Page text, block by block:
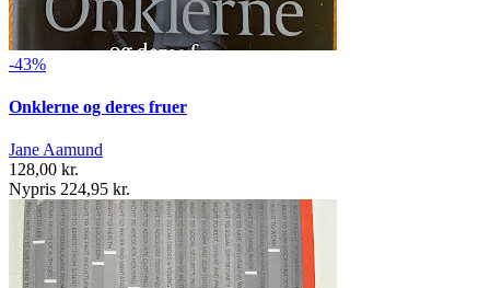
-43%
Onklerne og deres fruer
Jane Aamund
128,00 kr.
Nypris 224,95 kr.